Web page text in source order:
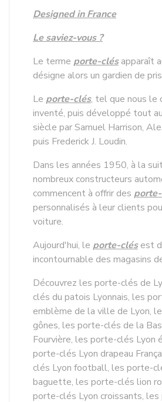
Designed in France
Le saviez-vous ?
Le terme porte-clésapparaît
désigne alors un gardien de
Le porte-clés, tel que nous le
inventé, puis développé tout
siècle par Samuel Harrison,
puis Frederick J. Loudin.
Dans les années 1950, à la
nombreux constructeurs
commencent à offrir des
personnalisés à leur clients
voiture.
Aujourd'hui, le porte-clésest
incontournable des magasins
Découvrez les porte-clés de
clés du patois Lyonnais, les
emblème de la ville de Lyon,
gônes, les porte-clés de la
Fourvière, les porte-clés Lyon
porte-clés Lyon drapeau
clés Lyon football, les porte-
baguette, les porte-clés lion
porte-clés Lyon croissants,